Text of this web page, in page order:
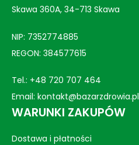
Skawa 360A, 34-713 Skawa
NIP: 7352774885
REGON: 384577615
Tel.: +48 720 707 464
Email: kontakt@bazarzdrowia.pl
WARUNKI ZAKUPÓW
Dostawa i płatności